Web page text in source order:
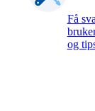
Få
og